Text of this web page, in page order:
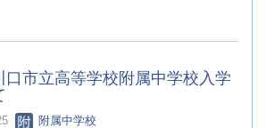
市立高等学校附属中学校入学
附属中学校